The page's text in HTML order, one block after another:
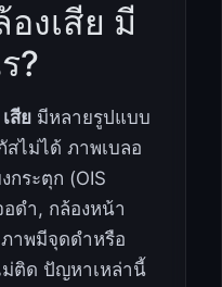
งเสีย มี
?
สีย มีหลายรูปแบบ
ไม่ได้ ภาพเบลอ
กระตุก (OIS
อดำ, กล้องหน้า
าพมีจุดดำหรือ
ติด ปัญหาเหล่านี้